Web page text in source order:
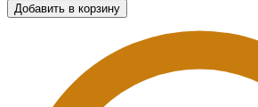
Добавить в корзину